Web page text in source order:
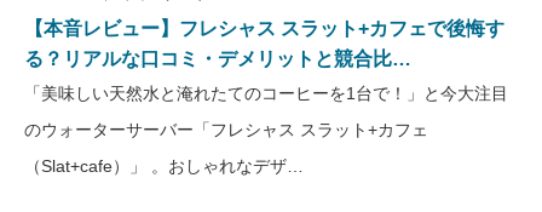
【本音レビュー】フレシャス スラット+カフェで後悔す
る？リアルな口コミ・デメリットと競合比…
「美味しい天然水と淹れたてのコーヒーを1台で！」と今大注目
のウォーターサーバー「フレシャス スラット+カフェ
（Slat+cafe）」 。おしゃれなデザ…